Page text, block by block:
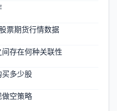
票期货行情数据
存在何种关联性
多少股
空策略